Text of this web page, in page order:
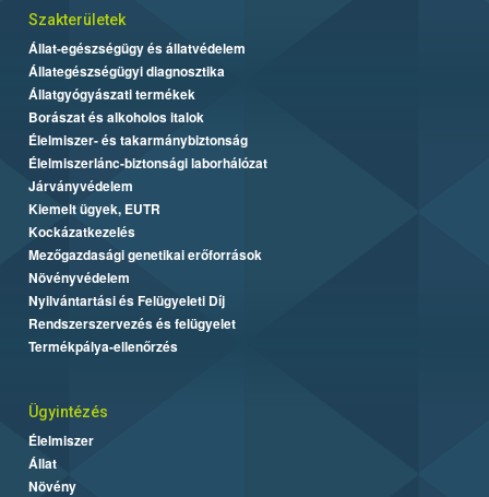
Szakterületek
Állat-egészségügy és állatvédelem
Állategészségügyi diagnosztika
Állatgyógyászati termékek
Borászat és alkoholos italok
Élelmiszer- és takarmánybiztonság
Élelmiszerlánc-biztonsági laborhálózat
Járványvédelem
Kiemelt ügyek, EUTR
Kockázatkezelés
Mezőgazdasági genetikai erőforrások
Növényvédelem
Nyilvántartási és Felügyeleti Díj
Rendszerszervezés és felügyelet
Termékpálya-ellenőrzés
Ügyintézés
Élelmiszer
Állat
Növény